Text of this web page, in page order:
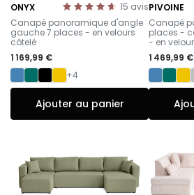
15 avis
ONYX
-
Canapé panoramique d'angle
gauche 7 places - en velours
côtelé
1 169,99 €
+4
Ajouter au panier
PIVOINE
-
Canapé
places -
- en
1 469,99 €